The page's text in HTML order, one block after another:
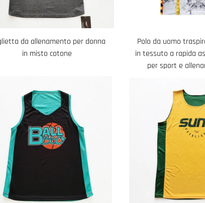
da allenamento per donna
in misto cotone
Polo da uomo
in tessuto a rapida
per sport e